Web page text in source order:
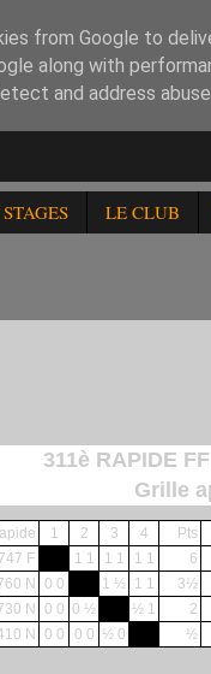
LE CLUB
311è RAPIDE
Grille
1 2 3 4 Pts
F 1 1 1 1 1 1 6
N 0 0 1 ½ 1 1 3½
N 0 0 0 ½ ½ 1 2
N 0 0 0 0 ½ 0 ½
from Google to
along with
and address